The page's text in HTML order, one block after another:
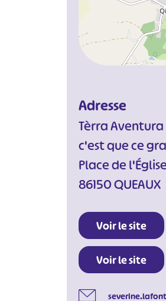
Adresse
Tèrra
c'est que ce
Place de l'Église
86150 QUEAUX
Voir le site
Voir le site